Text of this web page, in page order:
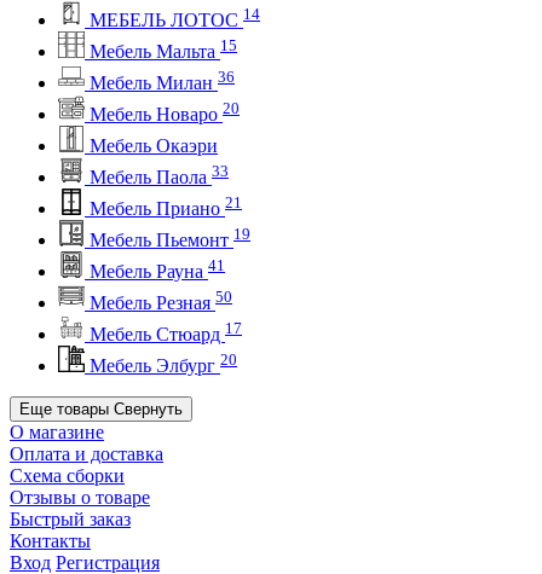
МЕБЕЛЬ ЛОТОС 14
Мебель Мальта 15
Мебель Милан 36
Мебель Новаро 20
Мебель Окаэри
Мебель Паола 33
Мебель Приано 21
Мебель Пьемонт 19
Мебель Рауна 41
Мебель Резная 50
Мебель Стюард 17
Мебель Элбург 20
Еще товары Свернуть
О магазине
Оплата и доставка
Схема сборки
Отзывы о товаре
Быстрый заказ
Контакты
Вход Регистрация